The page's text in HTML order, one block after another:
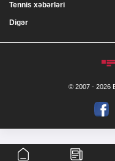
Tennis xəbərləri
Digər
© 2007 - 2026